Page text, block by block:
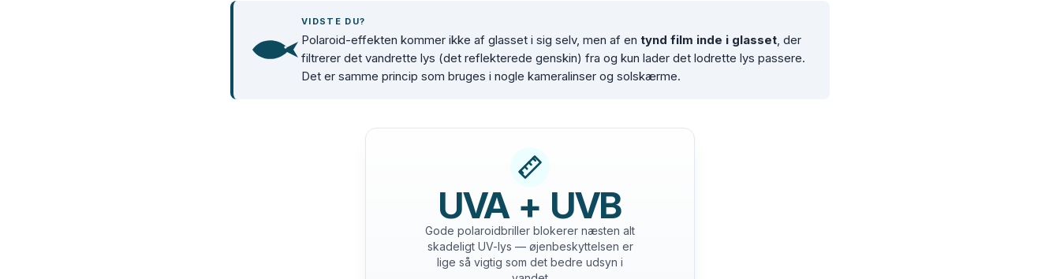
VIDSTE DU?
Polaroid-effekten kommer ikke af glasset i sig selv, men af en tynd film inde i glasset, der
filtrerer det vandrette lys (det reflekterede genskin) fra og kun lader det lodrette lys passere.
Det er samme princip som bruges i nogle kameralinser og solskærme.
UVA + UVB
Gode polaroidbriller blokerer næsten alt
skadeligt UV-lys — øjenbeskyttelsen er
lige så vigtig som det bedre udsyn i